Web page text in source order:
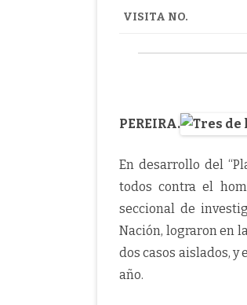
VISITA NO.
PEREIRA.
En desarrollo del
todos contra el
seccional de
Nación, lograron en
dos casos aislados,
año.